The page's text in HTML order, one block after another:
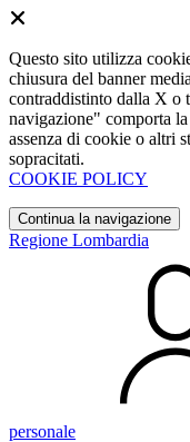
Questo sito utilizza
chiusura del banner
contraddistinto dalla X o
navigazione" comporta
assenza di cookie o altri
sopracitati.
COOKIE POLICY
Continua la navigazione
Regione Lombardia
personale